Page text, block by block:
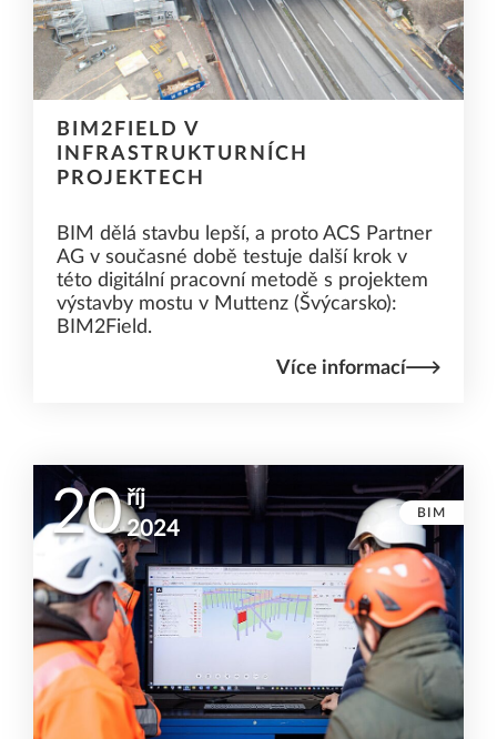
BIM2FIELD V
INFRASTRUKTURNÍCH
PROJEKTECH
BIM dělá stavbu lepší, a proto ACS Partner
AG v současné době testuje další krok v
této digitální pracovní metodě s projektem
výstavby mostu v Muttenz (Švýcarsko):
BIM2Field.
Více informací
20 říj
2024
BIM